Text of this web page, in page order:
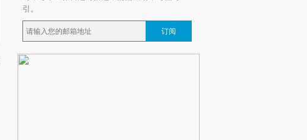
引。
订阅